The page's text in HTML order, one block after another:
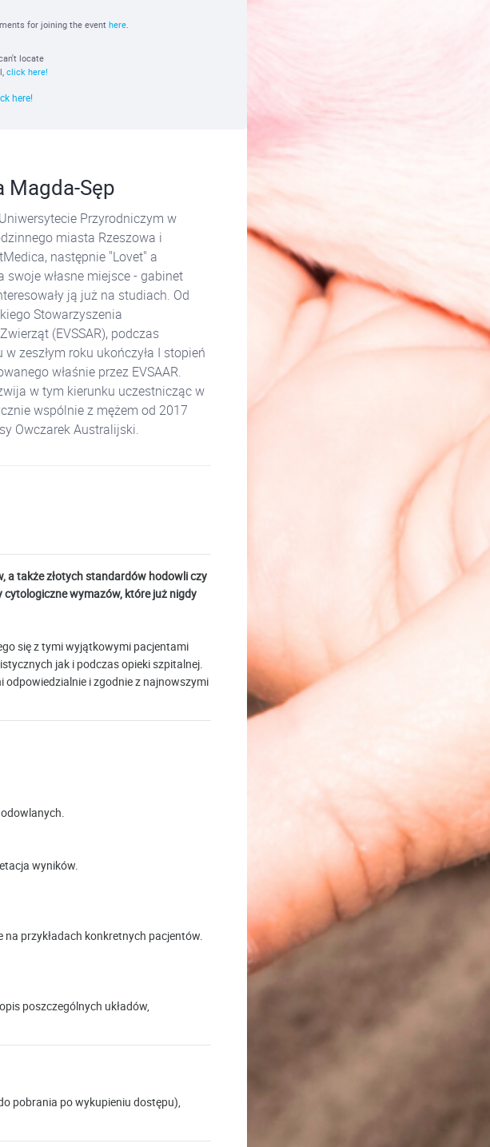
for joining the event here.
locate
click here!
here!
Magda-Sęp
Przyrodniczym w
miasta Rzeszowa i
następnie "Lovet" a
własne miejsce - gabinet
ją już na studiach. Od
Stowarzyszenia
(EVSSAR), podczas
zeszłym roku ukończyła I stopień
właśnie przez EVSAAR.
w tym kierunku uczestnicząc w
wspólnie z mężem od 2017
Owczarek Australijski.
a także złotych standardów hodowli czy
wymazów, które już nigdy
się z tymi wyjątkowymi pacjentami
jak i podczas opieki szpitalnej.
odpowiedzialnie i zgodnie z najnowszymi
wyników.
na przykładach konkretnych pacjentów.
poszczególnych układów,
pobrania po wykupieniu dostępu),